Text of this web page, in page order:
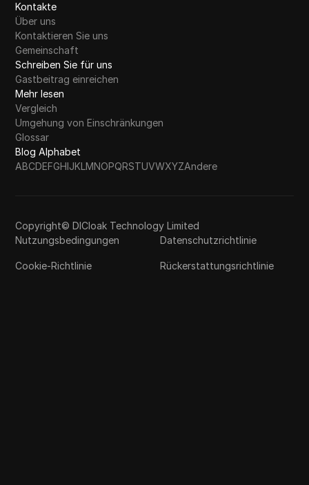
Kontakte
Über uns
Kontaktieren Sie uns
Gemeinschaft
Schreiben Sie für uns
Gastbeitrag einreichen
Mehr lesen
Vergleich
Umgehung von Einschränkungen
Glossar
Blog Alphabet
ABCDEFGHIJKLMNOPQRSTUVWXYZAndere
Copyright© DICloak Technology Limited
Nutzungsbedingungen
Datenschutzrichtlinie
Cookie-Richtlinie Rückerstattungsrichtlinie